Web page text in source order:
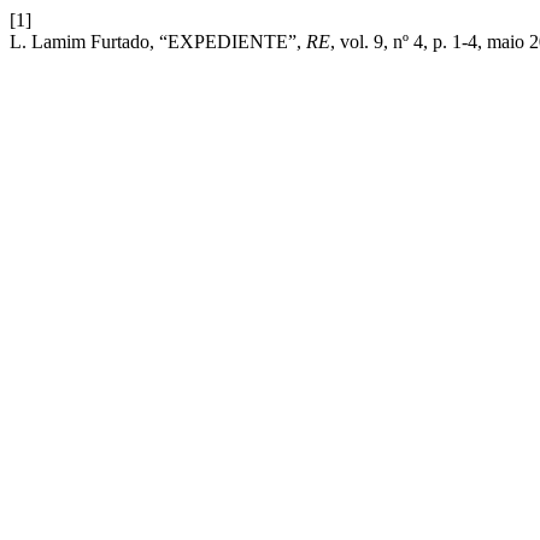
[1]
L. Lamim Furtado, “EXPEDIENTE”, RE, vol. 9, nº 4, p. 1-4, maio